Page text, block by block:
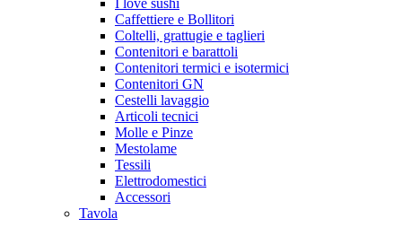
Caffettiere e Bollitori
Coltelli, grattugie e taglieri
Contenitori e barattoli
Contenitori termici e isotermici
Contenitori GN
Cestelli lavaggio
Articoli tecnici
Molle e Pinze
Mestolame
Tessili
Elettrodomestici
Accessori
Tavola